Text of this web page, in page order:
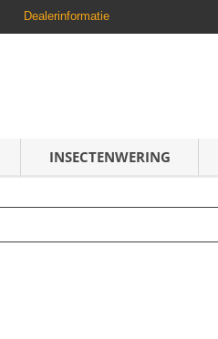
Dealerinformatie
INSECTENWERING